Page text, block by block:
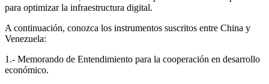
para optimizar la infraestructura digital.
A continuación, conozca los instrumentos suscritos entre China y
Venezuela:
1.- Memorando de Entendimiento para la cooperación en desarrollo
económico.